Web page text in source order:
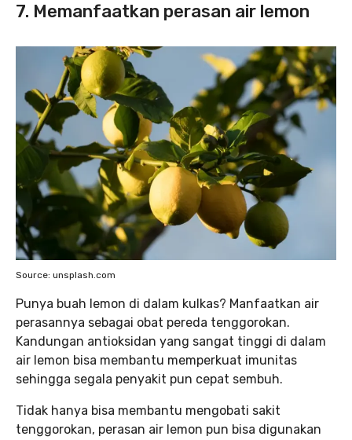
7. Memanfaatkan perasan air lemon
Source: unsplash.com
Punya buah lemon di dalam kulkas? Manfaatkan air
perasannya sebagai obat pereda tenggorokan.
Kandungan antioksidan yang sangat tinggi di dalam
air lemon bisa membantu memperkuat imunitas
sehingga segala penyakit pun cepat sembuh.
Tidak hanya bisa membantu mengobati sakit
tenggorokan, perasan air lemon pun bisa digunakan